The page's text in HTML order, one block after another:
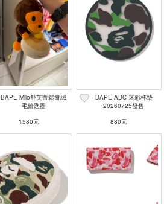
BAPE Milo舒芙蕾鬆餅絨
毛鑰匙圈
1580元
BAPE ABC 迷彩杯墊
20260725發售
880元